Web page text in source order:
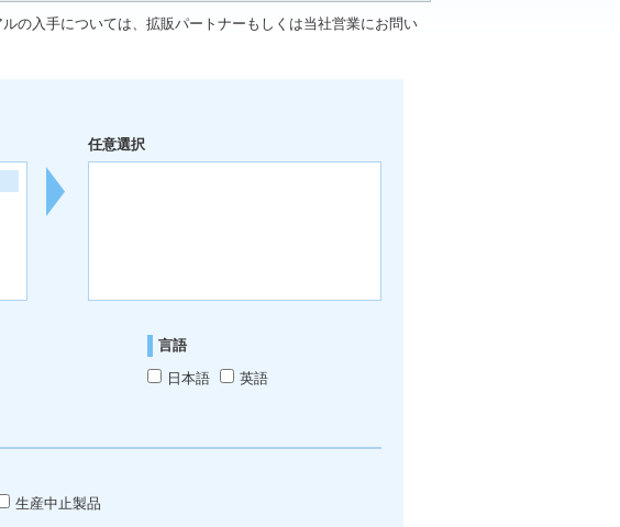
の入手については、拡販パートナーもしくは当社営業にお問い
任意選択
言語
日本語
英語
生産中止製品